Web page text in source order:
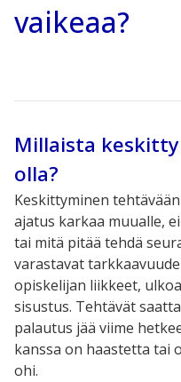
vaikeaa?
Millaista
olla?
Keskittyminen
ajatus karkaa muualle,
tai mitä pitää tehdä
varastavat
opiskelijan liikkeet,
sisustus. Tehtävät
palautus jää viime
kanssa on haastetta tai
ohi.